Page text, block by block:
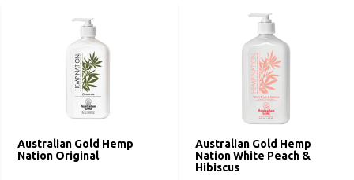
Australian Gold Hemp
Nation Original
Australian Gold Hemp
Nation White Peach &
Hibiscus